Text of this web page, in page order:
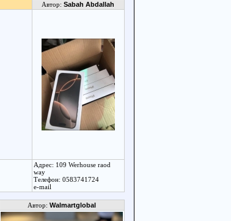
Автор: Sabah Abdallah
Адрес: 109 Werhouse raod
way
Телефон: 0583741724
e-mail
Автор: Walmartglobal